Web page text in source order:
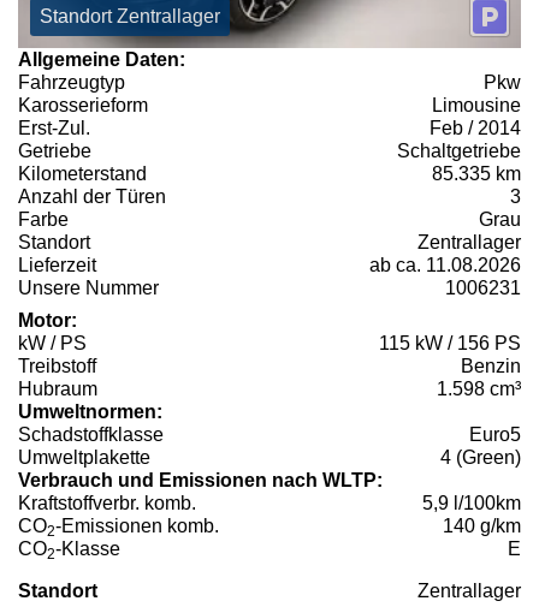
Standort Zentrallager
Allgemeine Daten:
Fahrzeugtyp
Pkw
Karosserieform
Limousine
Erst-Zul.
Feb / 2014
Getriebe
Schaltgetriebe
Kilometerstand
85.335 km
Anzahl der Türen
3
Farbe
Grau
Standort
Zentrallager
Lieferzeit
ab ca. 11.08.2026
Unsere Nummer
1006231
Motor:
kW / PS
115 kW / 156 PS
Treibstoff
Benzin
Hubraum
1.598 cm³
Umweltnormen:
Schadstoffklasse
Euro5
Umweltplakette
4 (Green)
Verbrauch und Emissionen nach WLTP:
Kraftstoffverbr. komb.
5,9 l/100km
CO2-Emissionen komb.
140 g/km
CO2-Klasse E
Standort Zentrallager